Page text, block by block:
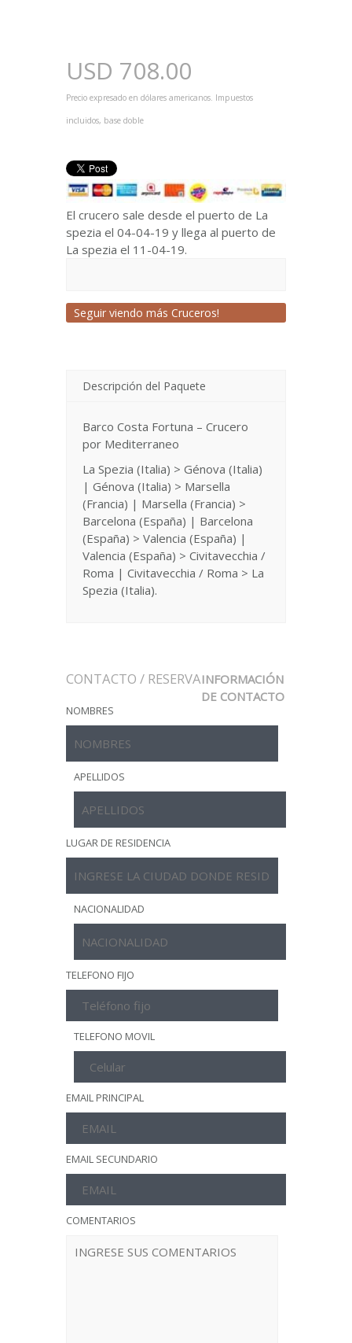
USD 708.00
Precio expresado en dólares americanos. Impuestos
incluidos, base doble
El crucero sale desde el puerto de La
spezia el 04-04-19 y llega al puerto de
La spezia el 11-04-19.
Seguir viendo más Cruceros!
Descripción del Paquete
Barco Costa Fortuna – Crucero
por Mediterraneo
La Spezia (Italia) > Génova (Italia)
| Génova (Italia) > Marsella
(Francia) | Marsella (Francia) >
Barcelona (España) | Barcelona
(España) > Valencia (España) |
Valencia (España) > Civitavecchia /
Roma | Civitavecchia / Roma > La
Spezia (Italia).
CONTACTO / RESERVAINFORMACIÓN
DE CONTACTO
NOMBRES
APELLIDOS
LUGAR DE RESIDENCIA
NACIONALIDAD
TELEFONO FIJO
TELEFONO MOVIL
EMAIL PRINCIPAL
EMAIL SECUNDARIO
COMENTARIOS